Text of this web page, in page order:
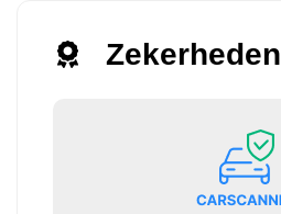
Zekerheden